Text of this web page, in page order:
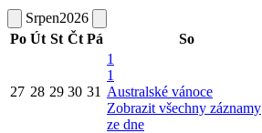
Srpen2026
Po Út St Čt Pá So
27 28 29 30 31
1
1
Australské vánoce
Zobrazit všechny záznamy
ze dne